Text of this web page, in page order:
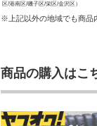
区/港南区/磯子区/栄区/金沢区）
※上記以外の地域でも商品
商品の購入はこ